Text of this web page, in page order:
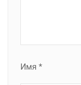
Имя *